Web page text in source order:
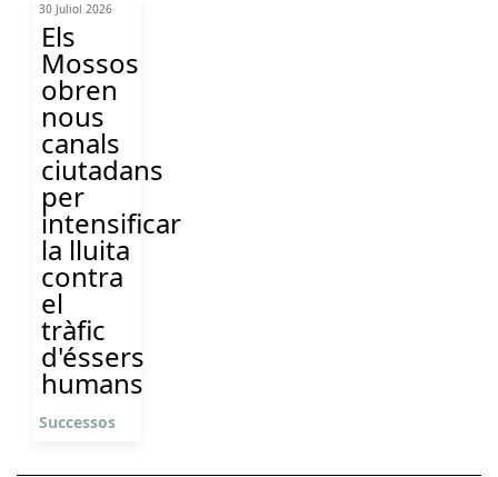
30 Juliol 2026
Els
Mossos
obren
nous
canals
ciutadans
per
intensificar
la lluita
contra
el
tràfic
d'éssers
humans
Successos